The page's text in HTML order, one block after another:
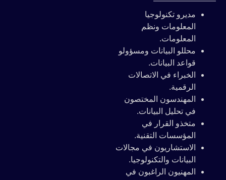
مديرو تكنولوجيا
المعلومات ونظم
المعلومات.
محللو البيانات ومسؤولو
قواعد البيانات.
الخبراء في الاتصالات
الرقمية.
المهندسون المختصون
في تحليل البيانات.
متخذو القرار في
المؤسسات التقنية.
الاستشاريون في مجالات
البيانات والتكنولوجيا.
المهنيون الراغبون في